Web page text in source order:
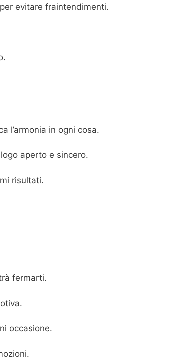
evitare fraintendimenti.
l’armonia in ogni cosa.
aperto e sincero.
risultati.
fermarti.
occasione.